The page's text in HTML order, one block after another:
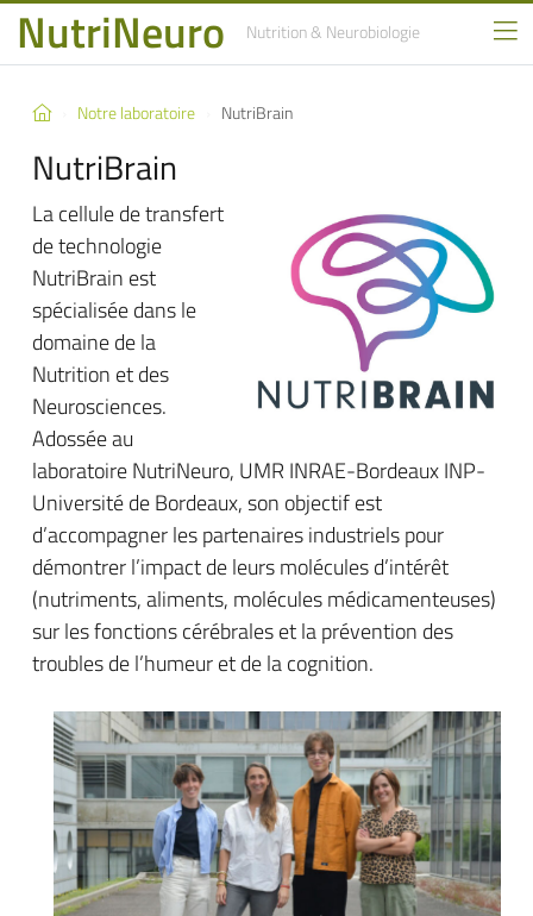
NutriNeuro Nutrition& Neurobiologie
Notre laboratoire NutriBrain
NutriBrain
La cellule de transfert
de technologie
NutriBrain est
spécialisée dans le
domaine de la
Nutrition et des
Neurosciences.
Adossée au
laboratoire NutriNeuro, UMR INRAE-Bordeaux INP-
Université de Bordeaux, son objectif est
d’accompagner les partenaires industriels pour
démontrer l’impact de leurs molécules d’intérêt
(nutriments, aliments, molécules médicamenteuses)
sur les fonctions cérébrales et la prévention des
troubles de l’humeur et de la cognition.